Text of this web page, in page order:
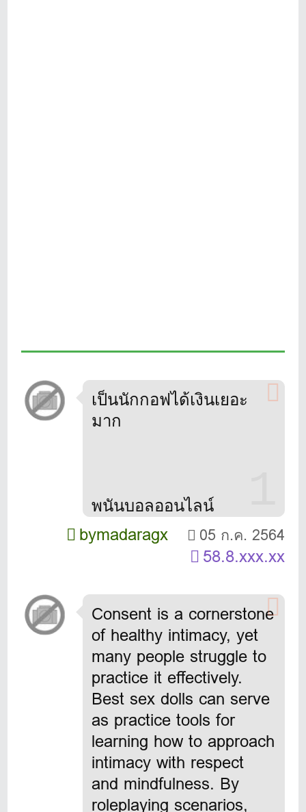
เป็นนักกอฟได้เงินเยอะ
มาก
พนันบอลออนไลน์
bymadaragx 05 ก.ค. 2564
58.8.xxx.xx
Consent is a cornerstone
of healthy intimacy, yet
many people struggle to
practice it effectively.
Best sex dolls can serve
as practice tools for
learning how to approach
intimacy with respect
and mindfulness. By
roleplaying scenarios,